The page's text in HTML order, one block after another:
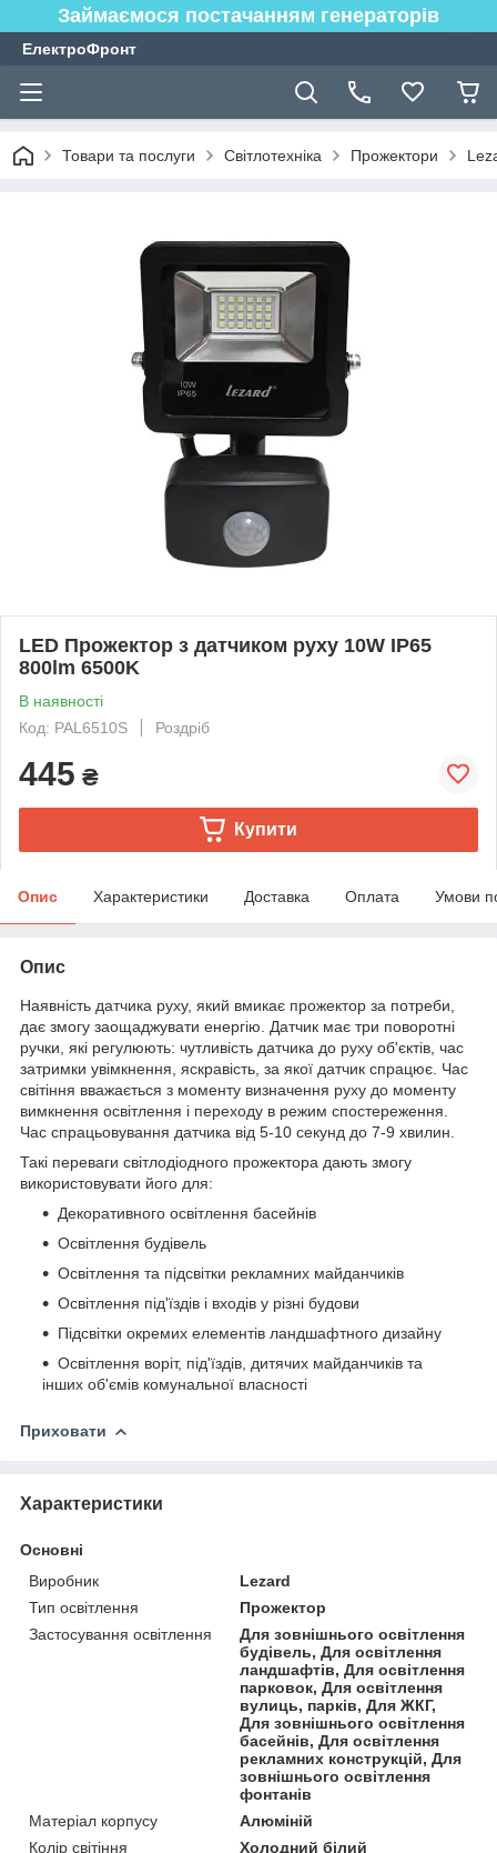
Займаємося постачанням генераторів
ЕлектроФронт
Товари та послуги Світлотехніка Прожектори
LED Прожектор з датчиком руху 10W IP65
800lm 6500K
В наявності
Код: PAL6510S
Роздріб
445 ₴
Купити
Опис Характеристики Доставка Оплата Умови
Опис
Наявність датчика руху, який вмикає прожектор за потреби,
дає змогу заощаджувати енергію. Датчик має три поворотні
ручки, які регулюють: чутливість датчика до руху об'єктів, час
затримки увімкнення, яскравість, за якої датчик спрацює. Час
світіння вважається з моменту визначення руху до моменту
вимкнення освітлення і переходу в режим спостереження.
Час спрацьовування датчика від 5-10 секунд до 7-9 хвилин.
Такі переваги світлодіодного прожектора дають змогу
використовувати його для:
Декоративного освітлення басейнів
Освітлення будівель
Освітлення та підсвітки рекламних майданчиків
Освітлення під'їздів і входів у різні будови
Підсвітки окремих елементів ландшафтного дизайну
Освітлення воріт, під'їздів, дитячих майданчиків та
інших об'ємів комунальної власності
Приховати
Характеристики
Основні
Виробник
Lezard
Тип освітлення
Прожектор
Застосування освітлення
Для зовнішнього освітлення
будівель, Для освітлення
ландшафтів, Для освітлення
парковок, Для освітлення
вулиць, парків, Для ЖКГ,
Для зовнішнього освітлення
басейнів, Для освітлення
рекламних конструкцій, Для
зовнішнього освітлення
фонтанів
Матеріал корпусу
Алюміній
Колір світіння
Холодний білий